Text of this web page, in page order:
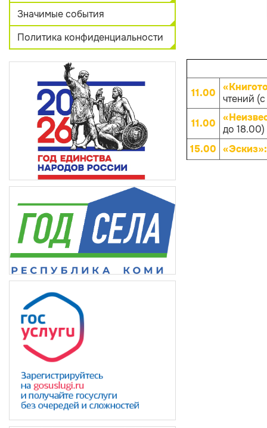
Значимые события
Политика конфиденциальности
11.00
чтений
11.00
до 18.00)
15.00